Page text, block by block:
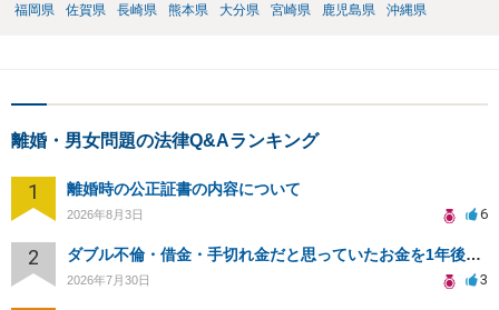
福岡県
佐賀県 長崎県 熊本県 大分県 宮崎県 鹿児島県 沖縄県
離婚・男女問題の法律Q&Aランキング
1 離婚時の公正証書の内容について
2026年8月3日 6
2 ダブル不倫・借金・手切れ金だと思っていたお金を1年後いまさら脅迫罪として通知書が来てまとめて請求
2026年7月30日 3